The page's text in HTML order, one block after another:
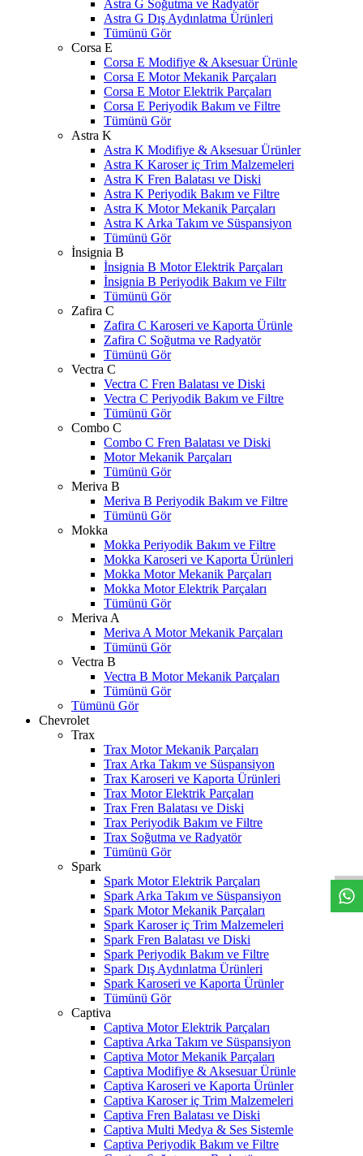
Astra G Soğutma ve Radyatör
Astra G Dış Aydınlatma Ürünleri
Tümünü Gör
Corsa E
Corsa E Modifiye & Aksesuar Ürünle
Corsa E Motor Mekanik Parçaları
Corsa E Motor Elektrik Parçaları
Corsa E Periyodik Bakım ve Filtre
Tümünü Gör
Astra K
Astra K Modifiye & Aksesuar Ürünler
Astra K Karoser iç Trim Malzemeleri
Astra K Fren Balatası ve Diski
Astra K Periyodik Bakım ve Filtre
Astra K Motor Mekanik Parçaları
Astra K Arka Takım ve Süspansiyon
Tümünü Gör
İnsignia B
İnsignia B Motor Elektrik Parçaları
İnsignia B Periyodik Bakım ve Filtr
Tümünü Gör
Zafira C
Zafira C Karoseri ve Kaporta Ürünle
Zafira C Soğutma ve Radyatör
Tümünü Gör
Vectra C
Vectra C Fren Balatası ve Diski
Vectra C Periyodik Bakım ve Filtre
Tümünü Gör
Combo C
Combo C Fren Balatası ve Diski
Motor Mekanik Parçaları
Tümünü Gör
Meriva B
Meriva B Periyodik Bakım ve Filtre
Tümünü Gör
Mokka
Mokka Periyodik Bakım ve Filtre
Mokka Karoseri ve Kaporta Ürünleri
Mokka Motor Mekanik Parçaları
Mokka Motor Elektrik Parçaları
Tümünü Gör
Meriva A
Meriva A Motor Mekanik Parçaları
Tümünü Gör
Vectra B
Vectra B Motor Mekanik Parçaları
Tümünü Gör
Tümünü Gör
Chevrolet
Trax
Trax Motor Mekanik Parçaları
Trax Arka Takım ve Süspansiyon
Trax Karoseri ve Kaporta Ürünleri
Trax Motor Elektrik Parçaları
Trax Fren Balatası ve Diski
Trax Periyodik Bakım ve Filtre
Trax Soğutma ve Radyatör
Tümünü Gör
Spark
Spark Motor Elektrik Parçaları
Spark Arka Takım ve Süspansiyon
Spark Motor Mekanik Parçaları
Spark Karoser iç Trim Malzemeleri
Spark Fren Balatası ve Diski
Spark Periyodik Bakım ve Filtre
Spark Dış Aydınlatma Ürünleri
Spark Karoseri ve Kaporta Ürünler
Tümünü Gör
Captiva
Captiva Motor Elektrik Parçaları
Captiva Arka Takım ve Süspansiyon
Captiva Motor Mekanik Parçaları
Captiva Modifiye & Aksesuar Ürünle
Captiva Karoseri ve Kaporta Ürünler
Captiva Karoser iç Trim Malzemeleri
Captiva Fren Balatası ve Diski
Captiva Multi Medya & Ses Sistemle
Captiva Periyodik Bakım ve Filtre